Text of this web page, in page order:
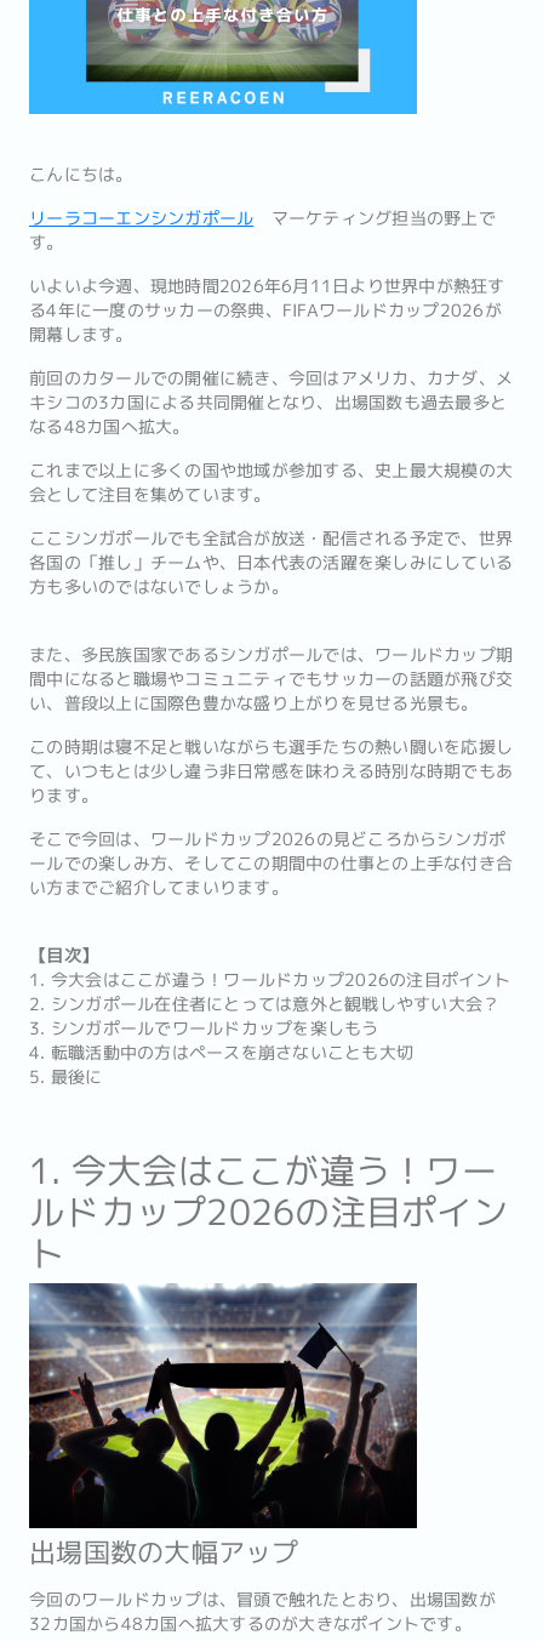
こんにちは。
リーラコーエンシンガポール マーケティング担当の野上で
す。
いよいよ今週、現地時間2026年6月11日より世界中が熱狂す
る4年に一度のサッカーの祭典、FIFAワールドカップ2026が
開幕します。
前回のカタールでの開催に続き、今回はアメリカ、カナダ、メ
キシコの3カ国による共同開催となり、出場国数も過去最多と
なる48カ国へ拡大。
これまで以上に多くの国や地域が参加する、史上最大規模の大
会として注目を集めています。
ここシンガポールでも全試合が放送・配信される予定で、世界
各国の「推し」チームや、日本代表の活躍を楽しみにしている
方も多いのではないでしょうか。
また、多民族国家であるシンガポールでは、ワールドカップ期
間中になると職場やコミュニティでもサッカーの話題が飛び交
い、普段以上に国際色豊かな盛り上がりを見せる光景も。
この時期は寝不足と戦いながらも選手たちの熱い闘いを応援し
て、いつもとは少し違う非日常感を味わえる時別な時期でもあ
ります。
そこで今回は、ワールドカップ2026の見どころからシンガポ
ールでの楽しみ方、そしてこの期間中の仕事との上手な付き合
い方までご紹介してまいります。
【目次】
1. 今大会はここが違う！ワールドカップ2026の注目ポイント
2. シンガポール在住者にとっては意外と観戦しやすい大会？
3. シンガポールでワールドカップを楽しもう
4. 転職活動中の方はペースを崩さないことも大切
5. 最後に
1. 今大会はここが違う！ワー
ルドカップ2026の注目ポイン
ト
出場国数の大幅アップ
今回のワールドカップは、冒頭で触れたとおり、出場国数が
32カ国から48カ国へ拡大するのが大きなポイントです。